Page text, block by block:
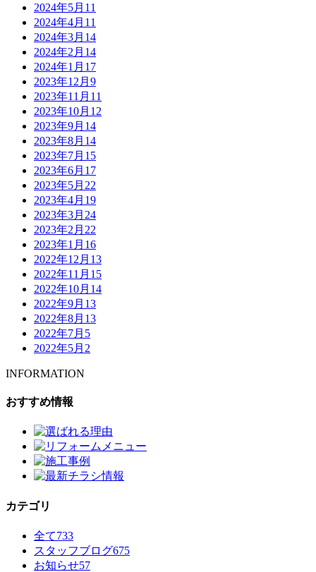
2024年5月 11
2024年4月 11
2024年3月 14
2024年2月 14
2024年1月 17
2023年12月 9
2023年11月 11
2023年10月 12
2023年9月 14
2023年8月 14
2023年7月 15
2023年6月 17
2023年5月 22
2023年4月 19
2023年3月 24
2023年2月 22
2023年1月 16
2022年12月 13
2022年11月 15
2022年10月 14
2022年9月 13
2022年8月 13
2022年7月 5
2022年5月 2
INFORMATION
おすすめ情報
カテゴリ
全て733
スタッフブログ675
お知らせ57